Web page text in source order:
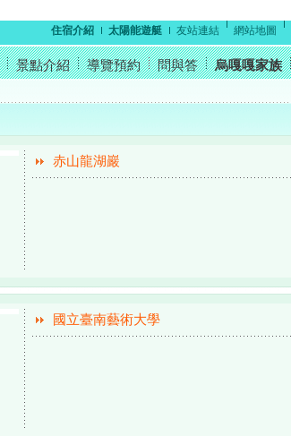
住宿介紹 太陽能遊艇 友站連結 網站地圖
景點介紹 導覽預約 問與答 烏嘎嘎家族
赤山龍湖巖
國立臺南藝術大學